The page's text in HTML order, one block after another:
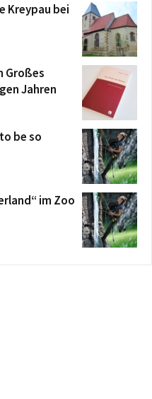
Kreypau bei
Großes
Jahren
be so
im Zoo